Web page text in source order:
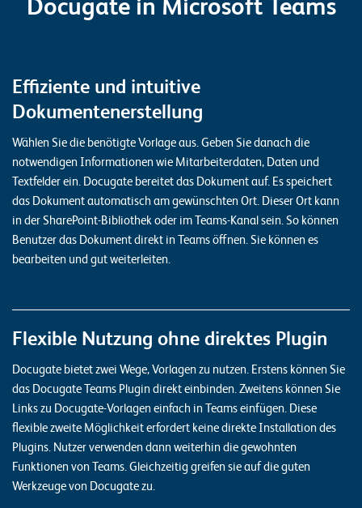
n
n
t
e
r
e
n
K
a
r
Docugate in Microsoft Teams
Effiziente und intuitive
Dokumentenerstellung
Wählen Sie die benötigte Vorlage aus. Geben Sie danach die
notwendigen Informationen wie Mitarbeiterdaten, Daten und
Textfelder ein. Docugate bereitet das Dokument auf. Es speichert
das Dokument automatisch am gewünschten Ort. Dieser Ort kann
in der SharePoint-Bibliothek oder im Teams-Kanal sein. So können
Benutzer das Dokument direkt in Teams öffnen. Sie können es
bearbeiten und gut weiterleiten.
Flexible Nutzung ohne direktes Plugin
Docugate bietet zwei Wege, Vorlagen zu nutzen. Erstens können Sie
das Docugate Teams Plugin direkt einbinden. Zweitens können Sie
Links zu Docugate-Vorlagen einfach in Teams einfügen. Diese
flexible zweite Möglichkeit erfordert keine direkte Installation des
Plugins. Nutzer verwenden dann weiterhin die gewohnten
Funktionen von Teams. Gleichzeitig greifen sie auf die guten
Werkzeuge von Docugate zu.